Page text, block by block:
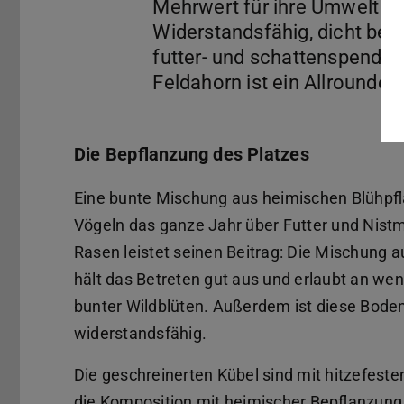
Mehrwert für ihre Umwelt
Widerstandsfähig, dicht
futter- und
Die Bepflanzung des Platzes
Eine bunte Mischung aus heimischen
Vögeln das ganze Jahr über Futter und
Rasen leistet seinen Beitrag: Die Mischung
hält das Betreten gut aus und erlaubt an
bunter Wildblüten. Außerdem ist diese
widerstandsfähig.
Die geschreinerten Kübel sind mit